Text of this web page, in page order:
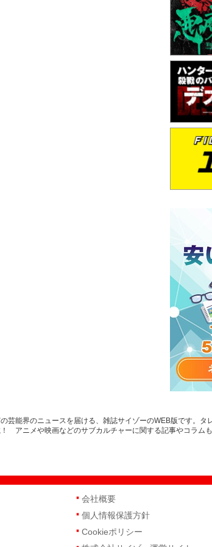
芸能界のニュースを届ける、雑誌サイゾーのWEB版です。タ
アニメや映画などのサブカルチャーに関する記事やコラムも
会社概要
個人情報保護方針
Cookieポリシー